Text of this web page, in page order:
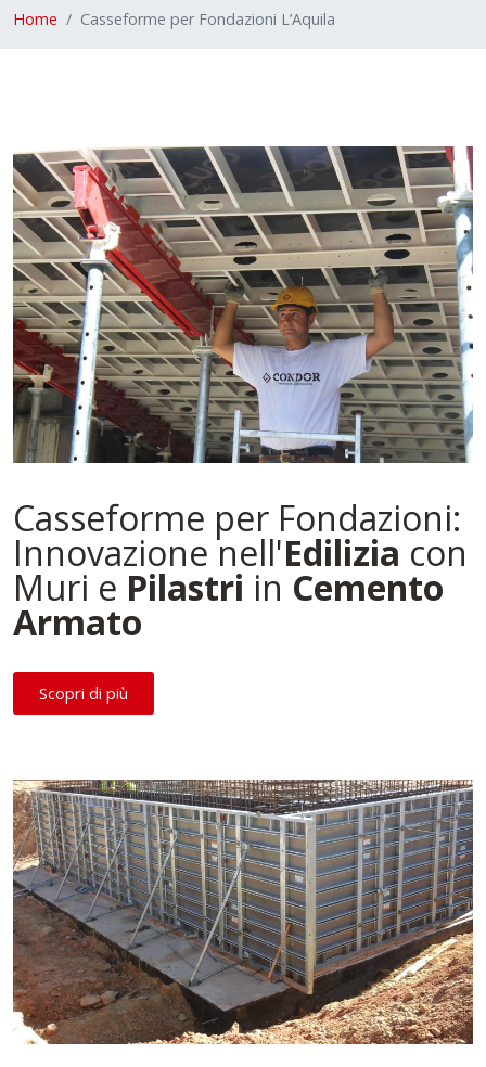
Home Casseforme per Fondazioni L’Aquila
Casseforme per Fondazioni:
Innovazione nell'Edilizia con
Muri e Pilastri in Cemento
Armato
Scopri di più